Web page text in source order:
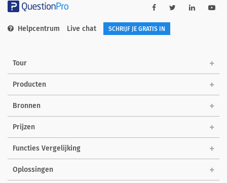
Helpcentrum Live chat SCHRIJF JE GRATIS IN
Tour
Producten
Bronnen
Prijzen
Functies Vergelijking
Oplossingen